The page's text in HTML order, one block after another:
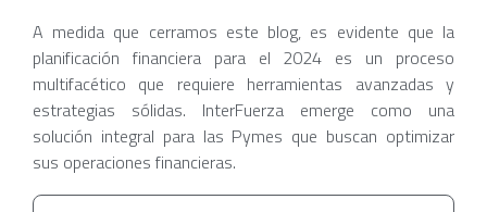
A medida que cerramos este blog, es evidente que la
planificación financiera para el 2024 es un proceso
multifacético que requiere herramientas avanzadas y
estrategias sólidas. InterFuerza emerge como una
solución integral para las Pymes que buscan optimizar
sus operaciones financieras.